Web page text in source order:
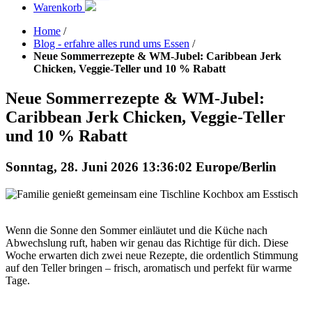
Warenkorb
Home /
Blog - erfahre alles rund ums Essen /
Neue Sommerrezepte & WM-Jubel: Caribbean Jerk
Chicken, Veggie-Teller und 10 % Rabatt
Neue Sommerrezepte & WM-Jubel:
Caribbean Jerk Chicken, Veggie-Teller
und 10 % Rabatt
Sonntag, 28. Juni 2026 13:36:02 Europe/Berlin
Wenn die Sonne den Sommer einläutet und die Küche nach
Abwechslung ruft, haben wir genau das Richtige für dich. Diese
Woche erwarten dich zwei neue Rezepte, die ordentlich Stimmung
auf den Teller bringen – frisch, aromatisch und perfekt für warme
Tage.